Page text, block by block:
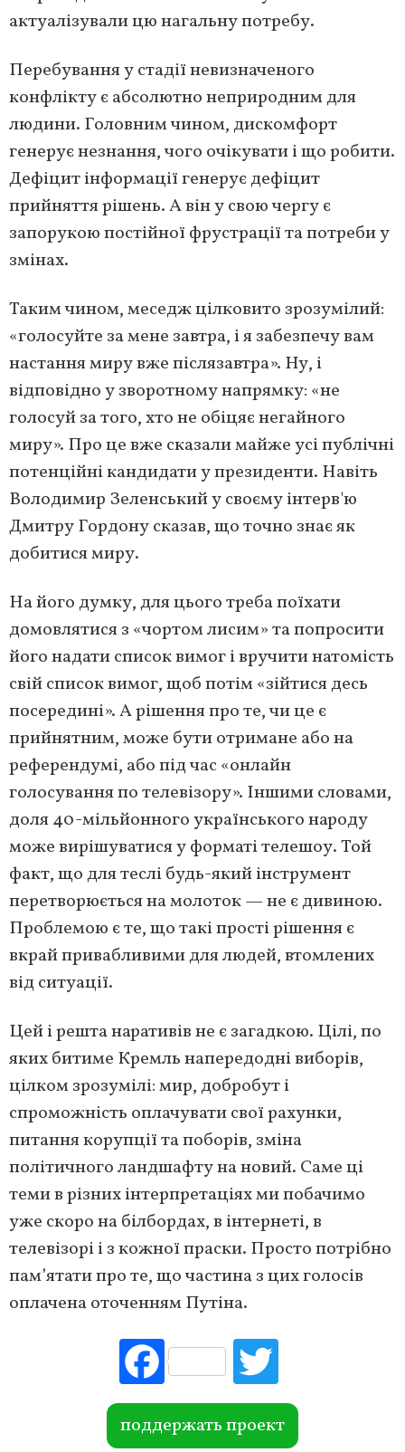
актуалізували цю нагальну потребу.
Перебування у стадії невизначеного
конфлікту є абсолютно неприродним для
людини. Головним чином, дискомфорт
генерує незнання, чого очікувати і що робити.
Дефіцит інформації генерує дефіцит
прийняття рішень. А він у свою чергу є
запорукою постійної фрустрації та потреби у
змінах.
Таким чином, меседж цілковито зрозумілий:
«голосуйте за мене завтра, і я забезпечу вам
настання миру вже післязавтра». Ну, і
відповідно у зворотному напрямку: «не
голосуй за того, хто не обіцяє негайного
миру». Про це вже сказали майже усі публічні
потенційні кандидати у президенти. Навіть
Володимир Зеленський у своєму інтерв'ю
Дмитру Гордону сказав, що точно знає як
добитися миру.
На його думку, для цього треба поїхати
домовлятися з «чортом лисим» та попросити
його надати список вимог і вручити натомість
свій список вимог, щоб потім «зійтися десь
посередині». А рішення про те, чи це є
прийнятним, може бути отримане або на
референдумі, або під час «онлайн
голосування по телевізору». Іншими словами,
доля 40-мільйонного українського народу
може вирішуватися у форматі телешоу. Той
факт, що для теслі будь-який інструмент
перетворюється на молоток — не є дивиною.
Проблемою є те, що такі прості рішення є
вкрай привабливими для людей, втомлених
від ситуації.
Цей і решта наративів не є загадкою. Цілі, по
яких битиме Кремль напередодні виборів,
цілком зрозумілі: мир, добробут і
спроможність оплачувати свої рахунки,
питання корупції та поборів, зміна
політичного ландшафту на новий. Саме ці
теми в різних інтерпретаціях ми побачимо
уже скоро на білбордах, в інтернеті, в
телевізорі і з кожної праски. Просто потрібно
пам’ятати про те, що частина з цих голосів
оплачена оточенням Путіна.
Fac
ebo
ok r
поддержать проект